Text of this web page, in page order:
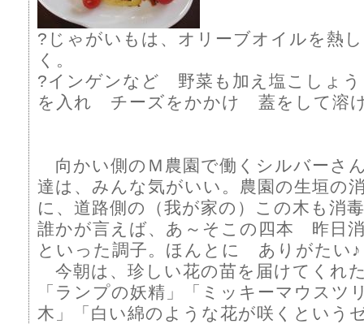
?じゃがいもは、オリーブオイルを熱
く。
?インゲンなど 野菜も加え塩こしょ
を入れ チーズをかかけ 蓋をして溶
向かい側のＭ農園で働くシルバーさ
達は、みんな気がいい。農園の生垣の
に、道路側の（我が家の）この木も消
誰かが言えば、あ～そこの四本 昨日
といった調子。ほんとに ありがたい♪
今朝は、珍しい花の苗を届けてくれ
「ランプの妖精」「ミッキーマウスツ
木」「白い綿のような花が咲くという